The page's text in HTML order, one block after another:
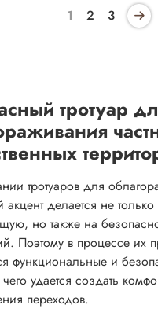
1 2 3
тротуар
тротуаров для
акцент делается не
но также на
Поэтому в процессе их
функциональные и
чего удается создать
переходов.